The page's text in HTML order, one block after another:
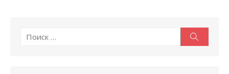
Поиск